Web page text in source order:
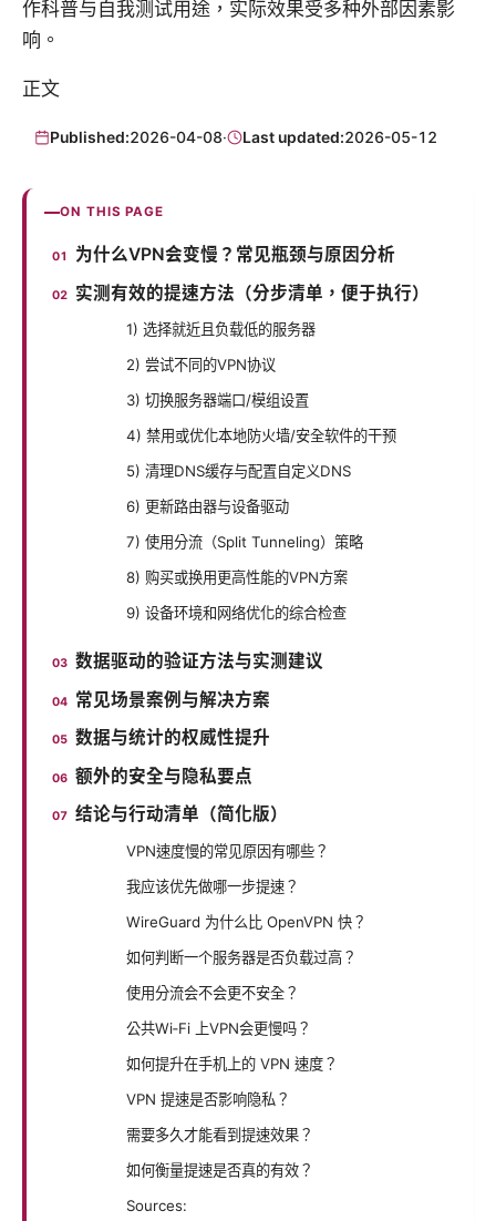
作科普与自我测试用途，实际效果受多种外部因素影
响。
正文
Published:2026-04-08· Last updated:2026-05-12
ON THIS PAGE
为什么VPN会变慢？常见瓶颈与原因分析
实测有效的提速方法（分步清单，便于执行）
1) 选择就近且负载低的服务器
2) 尝试不同的VPN协议
3) 切换服务器端口/模组设置
4) 禁用或优化本地防火墙/安全软件的干预
5) 清理DNS缓存与配置自定义DNS
6) 更新路由器与设备驱动
7) 使用分流（Split Tunneling）策略
8) 购买或换用更高性能的VPN方案
9) 设备环境和网络优化的综合检查
数据驱动的验证方法与实测建议
常见场景案例与解决方案
数据与统计的权威性提升
额外的安全与隐私要点
结论与行动清单（简化版）
VPN速度慢的常见原因有哪些？
我应该优先做哪一步提速？
WireGuard 为什么比 OpenVPN 快？
如何判断一个服务器是否负载过高？
使用分流会不会更不安全？
公共Wi‑Fi 上VPN会更慢吗？
如何提升在手机上的 VPN 速度？
VPN 提速是否影响隐私？
需要多久才能看到提速效果？
如何衡量提速是否真的有效？
Sources: